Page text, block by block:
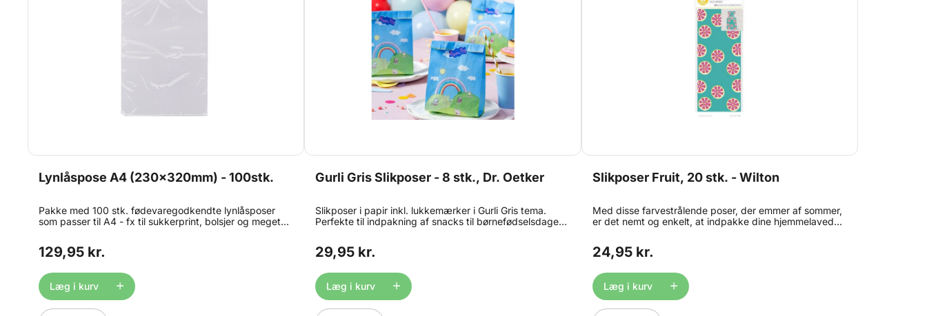
Lynlåspose A4 (230x320mm) - 100stk.
Pakke med 100 stk. fødevaregodkendte lynlåsposer
som passer til A4 - fx til sukkerprint, bolsjer og meget
129,95 kr.
Læg i kurv
Gurli Gris Slikposer - 8 stk., Dr. Oetker
Slikposer i papir inkl. lukkemærker i Gurli Gris tema.
Perfekte til indpakning af snacks til børnefødselsdagen.
29,95 kr.
Læg i kurv
Slikposer Fruit, 20 stk. - Wilton
Med disse farvestrålende poser, der emmer af sommer,
er det nemt og enkelt, at indpakke dine hjemmelavede
10 x 24 cm ) 20 lukkeclips
24,95 kr.
Læg i kurv